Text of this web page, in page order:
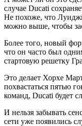
случае Ducati
Не похоже, что
можно выше, чтобы
Более того, новый
что он часто был
стартовую решетку
Это делает Хорхе
похвастаться пятью
команд, Ducati будет
И нельзя забывать
сети уже появились